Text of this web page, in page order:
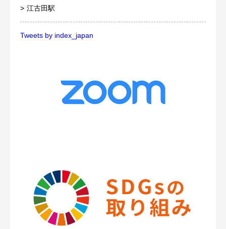
江古田駅
Tweets by index_japan